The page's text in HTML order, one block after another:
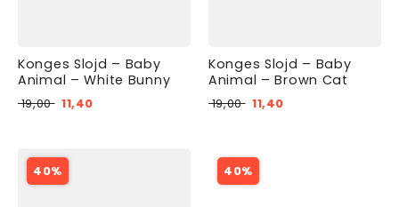
Konges Slojd – Baby
Animal – White Bunny
19,00 11,40
Konges Slojd – Baby
Animal – Brown Cat
19,00 11,40
40% 40%